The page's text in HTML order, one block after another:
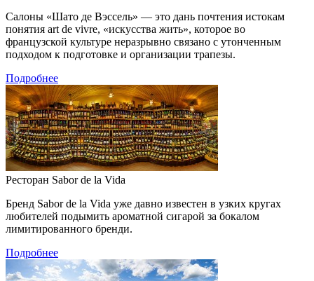
Салоны «Шато де Вэссель» — это дань почтения истокам
понятия art de vivre, «искусства жить», которое во
французской культуре неразрывно связано с утонченным
подходом к подготовке и организации трапезы.
Подробнее
Ресторан Sabor de la Vida
Бренд Sabor de la Vida уже давно известен в узких кругах
любителей подымить ароматной сигарой за бокалом
лимитированного бренди.
Подробнее